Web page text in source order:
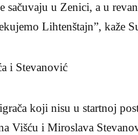
sačuvaju u Zenici, a u
Lihtenštajn”, kaže
i Stevanović
koji nisu u startnoj
Višću i Miroslava